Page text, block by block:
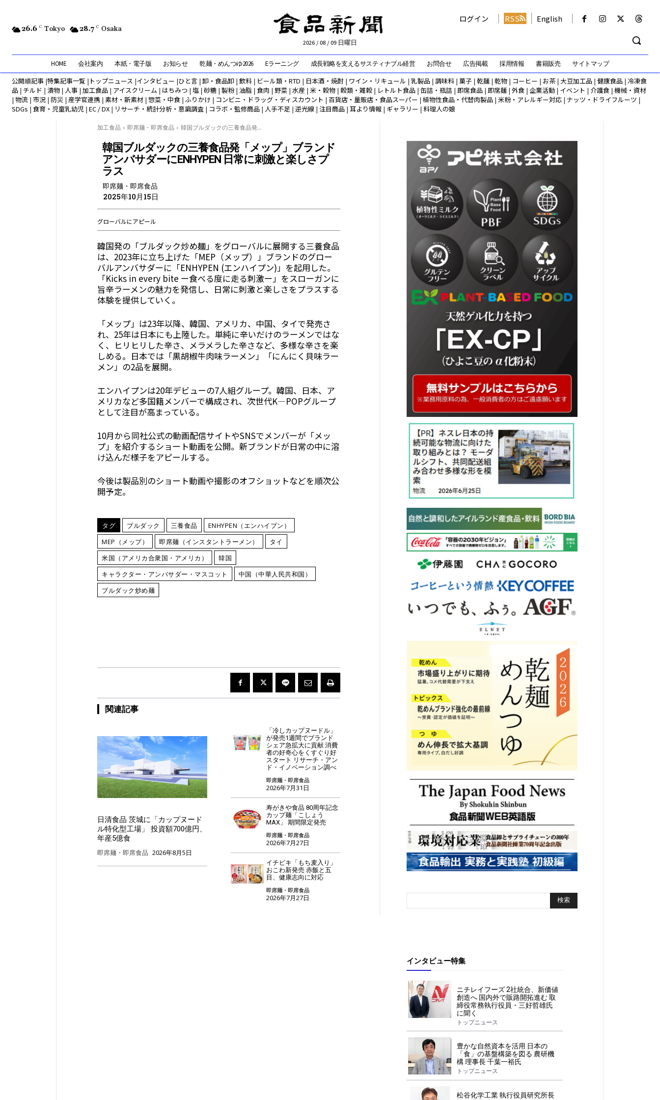
26.6 C Tokyo 28.7 C Osaka
2026 / 08 / 09 日曜日
ログイン RSS English
HOME 会社案内 本紙・電子版 お知らせ 乾麺・めんつゆ2026 Eラーニング 成長戦略を支えるサスティナブル経営 お問合せ 広告掲載 採用情報 書籍販売 サイトマップ
公開順記事 |特集記事一覧 | トップニュース |インタビュー |ひと言 |卸・食品卸 | 飲料 | ビール類・RTD | 日本酒・焼酎 | ワイン・リキュール | 乳製品 | 調味料 | 菓子 | 乾麺 | 乾物 | コーヒー | お茶 | 大豆加工品 | 健康食品 | 冷凍食
品 | チルド | 漬物 | 人事 | 加工食品 | アイスクリーム | はちみつ | 塩 | 砂糖 | 製粉| 油脂 | 食肉 | 野菜 | 水産 | 米・穀物 | 穀類・雑穀 | レトルト食品 | 缶詰・瓶詰 | 即席食品 | 即席麺 | 外食 | 企業活動 | イベント | 介護食 | 機械・資材
| 物流 | 市況 | 防災 | 産学官連携 | 素材・新素材 | 惣菜・中食 | ふりかけ | コンビニ・ドラッグ・ディスカウント | 百貨店・量販店・食品スーパー | 植物性食品・代替肉製品 | 米粉・アレルギー対応 | ナッツ・ドライフルーツ |
SDGs | 食育・児童乳幼児 | EC / DX | リサーチ・統計分析・意識調査 | コラボ・監修商品 | 人手不足 | 逆光線 | 注目商品 | 耳より情報 | ギャラリー | 料理人の娘
加工食品 即席麺・即席食品 韓国ブルダックの三養食品発...
韓国ブルダックの三養食品発「メップ」ブランド
アンバサダーにENHYPEN 日常に刺激と楽しさプ
ラス
即席麺・即席食品
2025年10月15日
グローバルにアピール
韓国発の「ブルダック炒め麺」をグローバルに展開する三養食品
は、2023年に立ち上げた「MEP（メップ）」ブランドのグロー
バルアンバサダーに「ENHYPEN (エンハイプン)」を起用した。
「Kicks in every bite ー食べる度に走る刺激ー」をスローガンに
旨辛ラーメンの魅力を発信し、日常に刺激と楽しさをプラスする
体験を提供していく。
「メップ」は23年以降、韓国、アメリカ、中国、タイで発売さ
れ、25年は日本にも上陸した。単純に辛いだけのラーメンではな
く、ヒリヒリした辛さ、メラメラした辛さなど、多様な辛さを楽
しめる。日本では「黒胡椒牛肉味ラーメン」「にんにく貝味ラー
メン」の2品を展開。
エンハイプンは20年デビューの7人組グループ。韓国、日本、ア
メリカなど多国籍メンバーで構成され、次世代K―POPグループ
として注目が高まっている。
10月から同社公式の動画配信サイトやSNSでメンバーが「メッ
プ」を紹介するショート動画を公開。新ブランドが日常の中に溶
け込んだ様子をアピールする。
今後は製品別のショート動画や撮影のオフショットなどを順次公
開予定。
タグ ブルダック 三養食品
ENHYPEN（エンハイプン）
MEP（メップ）
即席麺（インスタントラーメン）
タイ
米国（アメリカ合衆国・アメリカ）
韓国
キャラクター・アンバサダー・マスコット
中国（中華人民共和国）
ブルダック炒め麺
関連記事
日清食品 茨城に「カップヌード
ル特化型工場」 投資額700億円、
年産5億食
即席麺・即席食品 2026年8月5日
「冷しカップヌードル」
が発売1週間でブランド
シェア急拡大に貢献 消費
者の好奇心をくすぐり好
スタート リサーチ・アン
ド・イノベーション調べ
即席麺・即席食品
2026年7月31日
寿がきや食品 80周年記念
カップ麺「こしょう
MAX」 期間限定発売
即席麺・即席食品
2026年7月27日
イチビキ「もち麦入り」
おこわ新発売 赤飯と五
目、健康志向に対応
即席麺・即席食品
2026年7月27日
インタビュー特集
ニチレイフーズ 2社統合、新価値
創造へ 国内外で販路開拓進む 取
締役常務執行役員・三好哲雄氏
に聞く
トップニュース
豊かな自然資本を活用 日本の
「食」の基盤構築を図る 農研機
構 理事長 千葉一裕氏
トップニュース
松谷化学工業 執行役員研究所長